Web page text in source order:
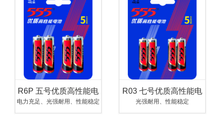
R6P 五号优质高性能电
池
电力充足、光强耐用、性能稳定
R03 七号优质高性能电
池
光强耐用、性能稳定